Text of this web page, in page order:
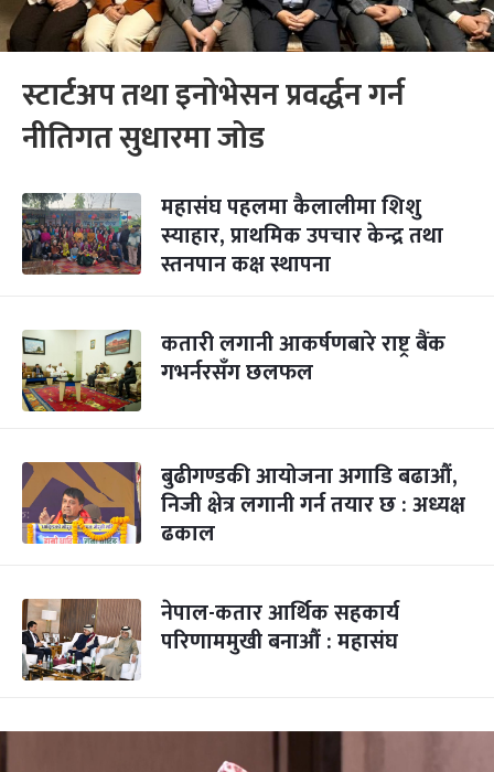
स्टार्टअप तथा इनोभेसन प्रवर्द्धन गर्न
नीतिगत सुधारमा जोड
महासंघ पहलमा कैलालीमा शिशु
स्याहार, प्राथमिक उपचार केन्द्र तथा
स्तनपान कक्ष स्थापना
कतारी लगानी आकर्षणबारे राष्ट्र बैंक
गभर्नरसँग छलफल
बुढीगण्डकी आयोजना अगाडि बढाऔं,
निजी क्षेत्र लगानी गर्न तयार छ : अध्यक्ष
ढकाल
नेपाल-कतार आर्थिक सहकार्य
परिणाममुखी बनाऔं : महासंघ